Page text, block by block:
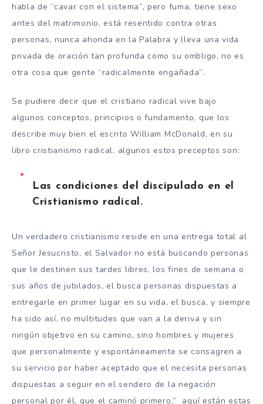
habla de “cavar con el sistema”, pero fuma, tiene sexo
antes del matrimonio, está resentido contra otras
personas, nunca ahonda en la Palabra y lleva una vida
privada de oración tan profunda como su ombligo, no es
otra cosa que gente “radicalmente engañada”.
Se pudiere decir que el cristiano radical vive bajo
algunos conceptos, principios o fundamento, que los
describe muy bien el escrito William McDonald, en su
libro cristianismo radical, algunos estos preceptos son:
Las condiciones del discipulado en el
Cristianismo radical.
Un verdadero cristianismo reside en una entrega total al
Señor Jesucristo, el Salvador no está buscando personas
que le destinen sus tardes libres, los fines de semana o
sus años de jubilados, el busca personas dispuestas a
entregarle en primer lugar en su vida, el busca, y siempre
ha sido así, no multitudes que van a la deriva y sin
ningún objetivo en su camino, sino hombres y mujeres
que personalmente y espontáneamente se consagren a
su servicio por haber aceptado que el necesita personas
dispuestas a seguir en el sendero de la negación
personal por él, que el caminó primero,” aquí están estas